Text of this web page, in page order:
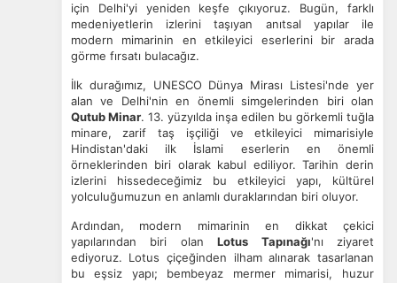
için Delhi'yi yeniden keşfe çıkıyoruz. Bugün, farklı
medeniyetlerin izlerini taşıyan anıtsal yapılar ile
modern mimarinin en etkileyici eserlerini bir arada
görme fırsatı bulacağız.
İlk durağımız, UNESCO Dünya Mirası Listesi'nde yer
alan ve Delhi'nin en önemli simgelerinden biri olan
Qutub Minar. 13. yüzyılda inşa edilen bu görkemli tuğla
minare, zarif taş işçiliği ve etkileyici mimarisiyle
Hindistan'daki ilk İslami eserlerin en önemli
örneklerinden biri olarak kabul ediliyor. Tarihin derin
izlerini hissedeceğimiz bu etkileyici yapı, kültürel
yolculuğumuzun en anlamlı duraklarından biri oluyor.
Ardından, modern mimarinin en dikkat çekici
yapılarından biri olanLotus Tapınağı'nı ziyaret
ediyoruz. Lotus çiçeğinden ilham alınarak tasarlanan
bu eşsiz yapı; bembeyaz mermer mimarisi, huzur